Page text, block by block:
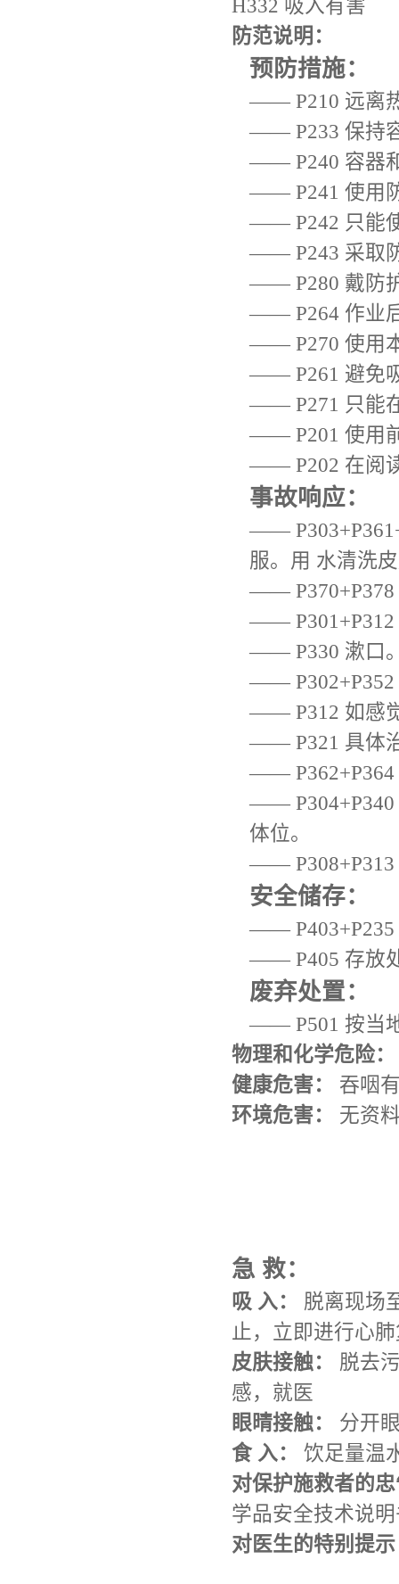
H332 吸入有害
防范说明：
预防措施：
—— P210 远离
—— P233 保持
—— P240 容器
—— P241 使用
—— P242 只能
—— P243 采取
—— P280 戴防
—— P264 作业
—— P270 使用
—— P261 避免
—— P271 只能
—— P201 使用
—— P202 在阅
事故响应：
——
服。用 水清洗
—— P370+P378
—— P301+P312
—— P330 漱口
—— P302+P352
—— P312 如感
—— P321 具体
—— P362+P364
—— P304+P340
体位。
—— P308+P313
安全储存：
—— P403+P235
—— P405 存放
废弃处置：
—— P501 按当
物理和化学危险：
健康危害：
吞咽
环境危害：
无资
急 救：
吸 入：
脱离现场
止，立即进行心
皮肤接触：
脱去
感，就医
眼晴接触：
分开
食 入：
饮足量温
对保护施救者的
学品安全技术说
对医生的特别提